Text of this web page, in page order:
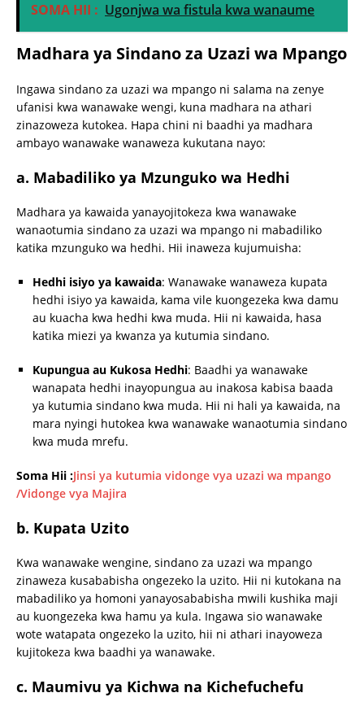
SOMA HII : Ugonjwa wa fistula kwa wanaume
Madhara ya Sindano za Uzazi wa Mpango
Ingawa sindano za uzazi wa mpango ni salama na zenye
ufanisi kwa wanawake wengi, kuna madhara na athari
zinazoweza kutokea. Hapa chini ni baadhi ya madhara
ambayo wanawake wanaweza kukutana nayo:
a. Mabadiliko ya Mzunguko wa Hedhi
Madhara ya kawaida yanayojitokeza kwa wanawake
wanaotumia sindano za uzazi wa mpango ni mabadiliko
katika mzunguko wa hedhi. Hii inaweza kujumuisha:
Hedhi isiyo ya kawaida: Wanawake wanaweza kupata
hedhi isiyo ya kawaida, kama vile kuongezeka kwa damu
au kuacha kwa hedhi kwa muda. Hii ni kawaida, hasa
katika miezi ya kwanza ya kutumia sindano.
Kupungua au Kukosa Hedhi: Baadhi ya wanawake
wanapata hedhi inayopungua au inakosa kabisa baada
ya kutumia sindano kwa muda. Hii ni hali ya kawaida, na
mara nyingi hutokea kwa wanawake wanaotumia sindano
kwa muda mrefu.
Soma Hii :Jinsi ya kutumia vidonge vya uzazi wa mpango
/Vidonge vya Majira
b. Kupata Uzito
Kwa wanawake wengine, sindano za uzazi wa mpango
zinaweza kusababisha ongezeko la uzito. Hii ni kutokana na
mabadiliko ya homoni yanayosababisha mwili kushika maji
au kuongezeka kwa hamu ya kula. Ingawa sio wanawake
wote watapata ongezeko la uzito, hii ni athari inayoweza
kujitokeza kwa baadhi ya wanawake.
c. Maumivu ya Kichwa na Kichefuchefu